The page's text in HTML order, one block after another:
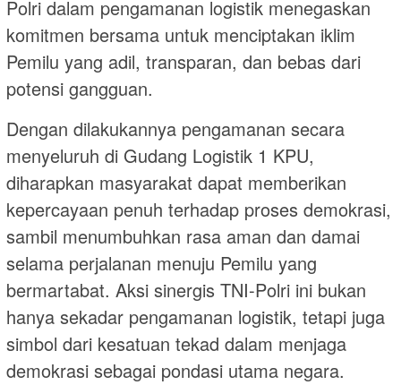
Polri dalam pengamanan logistik menegaskan
komitmen bersama untuk menciptakan iklim
Pemilu yang adil, transparan, dan bebas dari
potensi gangguan.
Dengan dilakukannya pengamanan secara
menyeluruh di Gudang Logistik 1 KPU,
diharapkan masyarakat dapat memberikan
kepercayaan penuh terhadap proses demokrasi,
sambil menumbuhkan rasa aman dan damai
selama perjalanan menuju Pemilu yang
bermartabat. Aksi sinergis TNI-Polri ini bukan
hanya sekadar pengamanan logistik, tetapi juga
simbol dari kesatuan tekad dalam menjaga
demokrasi sebagai pondasi utama negara.